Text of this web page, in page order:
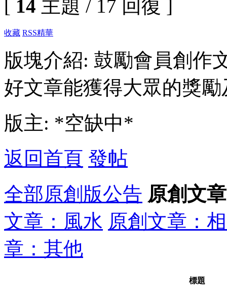
[ 14 主題 / 17 回復 ]
收藏 RSS精華
版塊介紹: 鼓勵會員創作
好文章能獲得大眾的獎
版主: *空缺中*
返回首頁 發帖
全部原創版公告 原創文
文章：風水 原創文章：
章：其他
標題